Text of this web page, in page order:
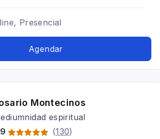
Presencial
Agendar
Montecinos
espiritual
(130)